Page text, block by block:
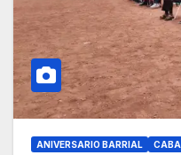
ANIVERSARIO BARRIAL CABA